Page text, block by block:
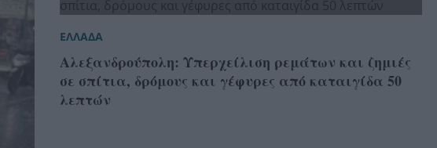
ΕΛΛΑΔΑ
Αλεξανδρούπολη: Υπερχείλιση ρεμάτων και ζημιές
σε σπίτια, δρόμους και γέφυρες από καταιγίδα 50
λεπτών